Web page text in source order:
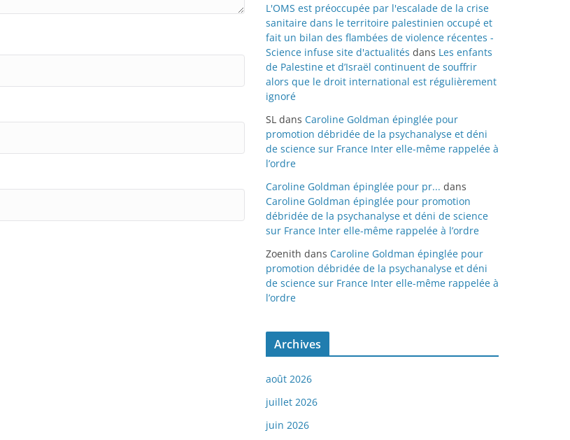
L'OMS est préoccupée par l'escalade de la crise
sanitaire dans le territoire palestinien occupé et
fait un bilan des flambées de violence récentes -
Science infuse site d'actualités dans Les enfants
de Palestine et d’Israël continuent de souffrir
alors que le droit international est régulièrement
ignoré
SL dans Caroline Goldman épinglée pour
promotion débridée de la psychanalyse et déni
de science sur France Inter elle-même rappelée à
l’ordre
Caroline Goldman épinglée pour pr... dans
Caroline Goldman épinglée pour promotion
débridée de la psychanalyse et déni de science
sur France Inter elle-même rappelée à l’ordre
Zoenith dans Caroline Goldman épinglée pour
promotion débridée de la psychanalyse et déni
de science sur France Inter elle-même rappelée à
l’ordre
Archives
août 2026
juillet 2026
juin 2026